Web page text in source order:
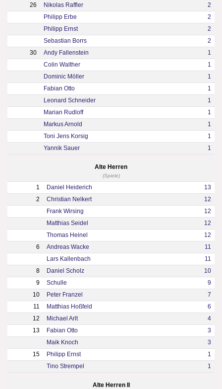
26 Nikolas Raffler
2
Philipp Erbe
2
Philipp Ernst
2
Sebastian Borrs
2
30
Andy Fallenstein
1
Colin Walther
1
Dominic Möller
1
Fabian Otto
1
Leonard Schneider
1
Marian Rudloff
1
Markus Arnold
1
Toni Jens Korsig
1
Yannik Sauer
1
Alte Herren
(Spiele)
1 Daniel Heiderich
13
2
Christian Nelkert
12
Frank Wirsing
12
Matthias Seidel
12
Thomas Heinel
12
6
Andreas Wacke
11
Lars Kallenbach
11
8
Daniel Scholz
10
9
Schulle
9
10
Peter Franzel
7
11
Matthias Hoßfeld
6
12
Michael Arlt
4
13
Fabian Otto
3
Maik Knoch
3
15
Philipp Ernst
1
Tino Strempel
1
Alte Herren II